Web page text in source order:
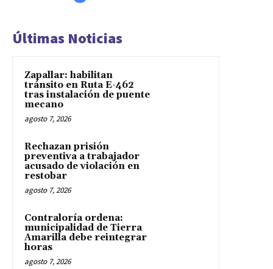
Últimas Noticias
Zapallar: habilitan
tránsito en Ruta E-462
tras instalación de puente
mecano
agosto 7, 2026
Rechazan prisión
preventiva a trabajador
acusado de violación en
restobar
agosto 7, 2026
Contraloría ordena:
municipalidad de Tierra
Amarilla debe reintegrar
horas
agosto 7, 2026